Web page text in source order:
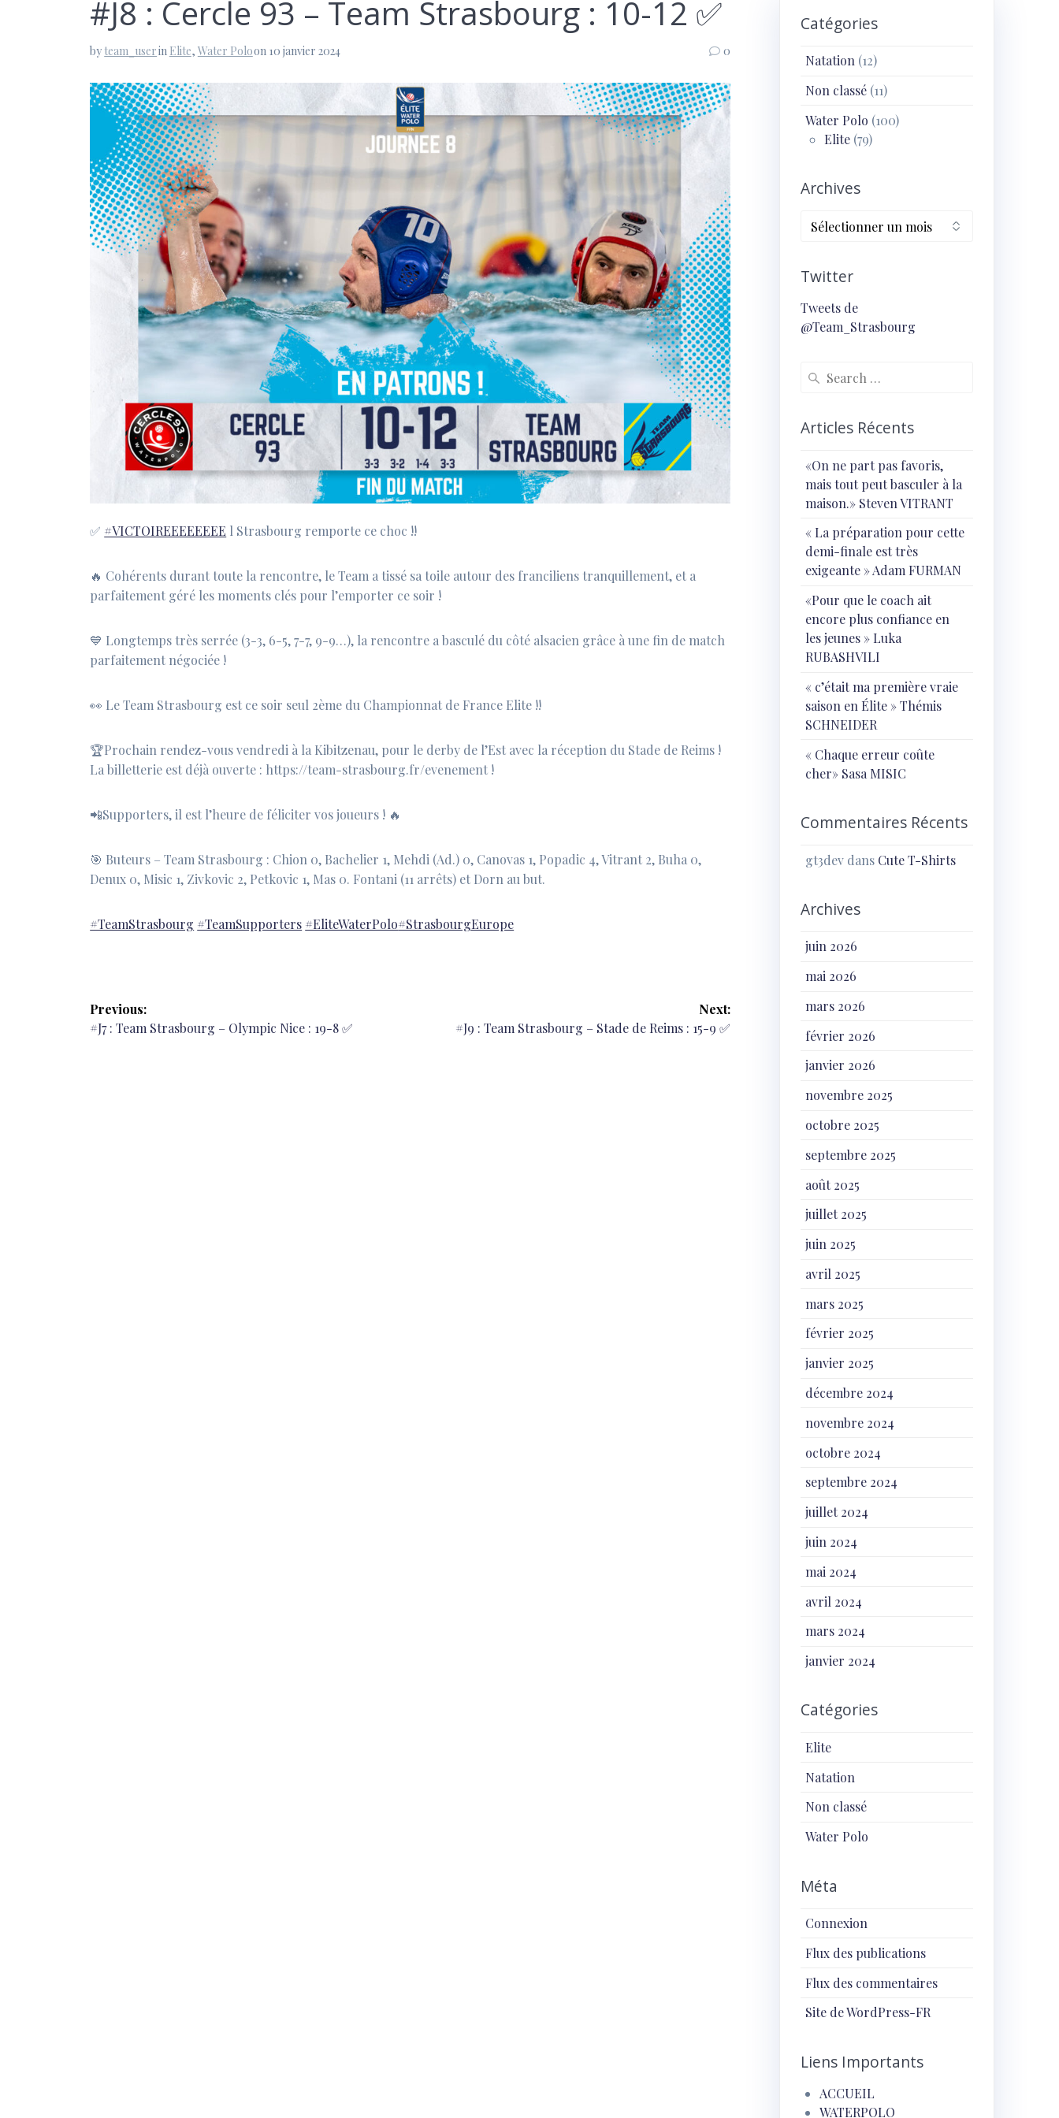
#J8 : Cercle 93 – Team Strasbourg : 10-12 ✅
by team_userin Elite, Water Poloon 10 janvier 2024 0
✅ #VICTOIREEEEEEEE l Strasbourg remporte ce choc !!
🔥 Cohérents durant toute la rencontre, le Team a tissé sa toile autour des franciliens tranquillement, et a
parfaitement géré les moments clés pour l’emporter ce soir !
💙 Longtemps très serrée (3-3, 6-5, 7-7, 9-9…), la rencontre a basculé du côté alsacien grâce à une fin de match
parfaitement négociée !
👀 Le Team Strasbourg est ce soir seul 2ème du Championnat de France Elite !!
🏆Prochain rendez-vous vendredi à la Kibitzenau, pour le derby de l’Est avec la réception du Stade de Reims !
La billetterie est déjà ouverte : https://team-strasbourg.fr/evenement !
📲Supporters, il est l’heure de féliciter vos joueurs ! 🔥
🎯 Buteurs – Team Strasbourg : Chion 0, Bachelier 1, Mehdi (Ad.) 0, Canovas 1, Popadic 4, Vitrant 2, Buha 0,
Denux 0, Misic 1, Zivkovic 2, Petkovic 1, Mas 0. Fontani (11 arrêts) et Dorn au but.
#TeamStrasbourg #TeamSupporters #EliteWaterPolo#StrasbourgEurope
Navigation
de
Previous:
Previous
#J7 : Team Strasbourg – Olympic Nice : 19-8 ✅
Next:
Next
#J9 : Team Strasbourg – Stade de Reims : 15-9 ✅
Catégories
Natation (12)
Non classé (11)
Water Polo (100)
Elite (79)
Archives
Archives
Twitter
Tweets de
@Team_Strasbourg
Search
Articles Récents
«On ne part pas favoris,
mais tout peut basculer à la
maison.» Steven VITRANT
« ⁠La préparation pour cette
demi-finale est très
exigeante » Adam FURMAN
«Pour que le coach ait
encore plus confiance en
les jeunes » Luka
RUBASHVILI
« c’était ma première vraie
saison en Élite » Thémis
SCHNEIDER
« Chaque erreur coûte
cher» Sasa MISIC
Commentaires Récents
gt3dev dans Cute T-Shirts
Archives
juin 2026
mai 2026
mars 2026
février 2026
janvier 2026
novembre 2025
octobre 2025
septembre 2025
août 2025
juillet 2025
juin 2025
avril 2025
mars 2025
février 2025
janvier 2025
décembre 2024
novembre 2024
octobre 2024
septembre 2024
juillet 2024
juin 2024
mai 2024
avril 2024
mars 2024
janvier 2024
Catégories
Elite
Natation
Non classé
Water Polo
Méta
Connexion
Flux des publications
Flux des commentaires
Site de WordPress-FR
Liens Importants
ACCUEIL
WATERPOLO